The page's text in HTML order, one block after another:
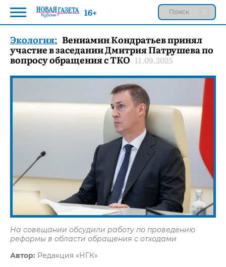
Экология: Вениамин Кондратьев принял
участие в заседании Дмитрия Патрушева по
вопросу обращения с ТКО 11.09.2025
На совещании обсудили работу по проведению
реформы в области обращения с отходами
Автор: Редакция «НГК»
16+